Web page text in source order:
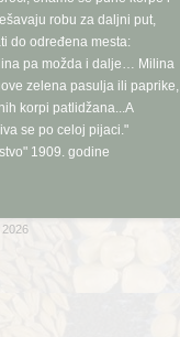
robu za daljni put,
do određena mesta:
pa možda i dalje… Milina
zelena pasulja ili paprike,
korpi patlidžana...A
se po celoj pijaci."
1909. godine